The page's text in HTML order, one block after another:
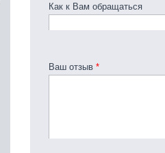
Как к Вам обращаться
Ваш отзыв *